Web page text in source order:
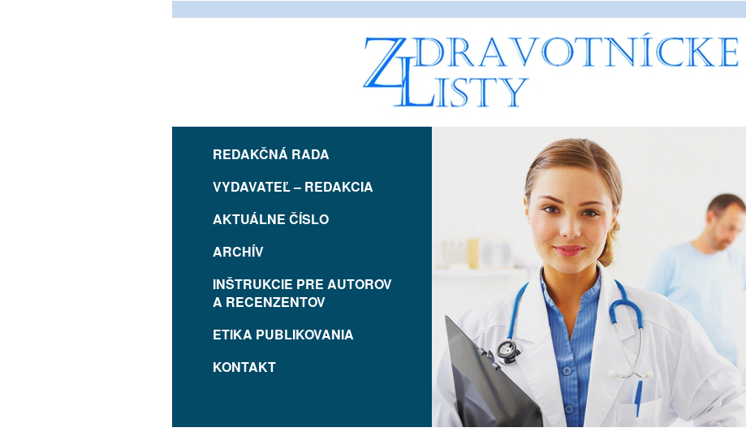
REDAKČNÁ RADA
VYDAVATEĽ – REDAKCIA
AKTUÁLNE ČÍSLO
ARCHÍV
INŠTRUKCIE PRE AUTOROV
A RECENZENTOV
ETIKA PUBLIKOVANIA
KONTAKT